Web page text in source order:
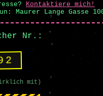
Kontaktiere mich!
Maurer Lange Gasse
Nr.:
mit)